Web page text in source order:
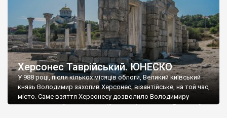
Херсонес Таврійський. ЮНЕСКО
У 988 році, після кількох місяців облоги, Великий київський
князь Володимир захопив Херсонес, візантійське, на той час,
місто. Саме взяття Херсонесу дозволило Володимиру
диктувати свої умови візантійському імператору Василю ІІ, та